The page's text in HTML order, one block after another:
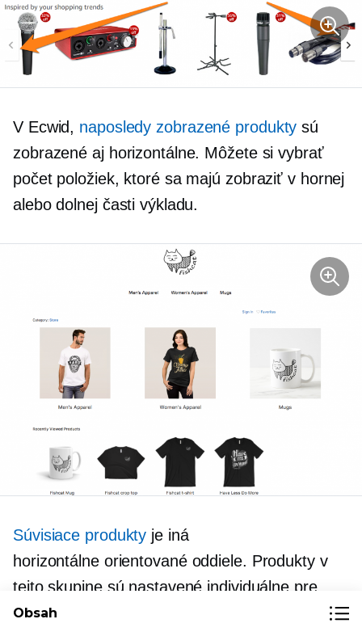
V Ecwid, naposledy zobrazené produkty sú
zobrazené aj horizontálne. Môžete si vybrať
počet položiek, ktoré sa majú zobraziť v hornej
alebo dolnej časti výkladu.
Súvisiace produkty je iná
horizontálne orientovanéoddiele. Produkty v
tejto skupine sú nastavené individuálne pre
každú produktovú stránku, čo umožňuje
Obsah